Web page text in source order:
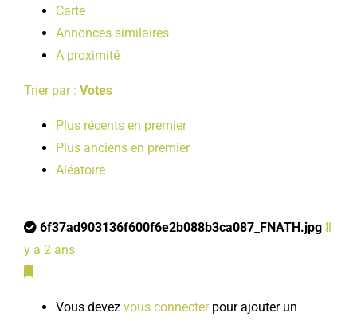
Carte
Annonces similaires
A proximité
Trier par : Votes
Plus récents en premier
Plus anciens en premier
Aléatoire
6f37ad903136f600f6e2b088b3ca087_FNATH.jpg Il
y a 2 ans
Vous devez vous connecterpour ajouter un